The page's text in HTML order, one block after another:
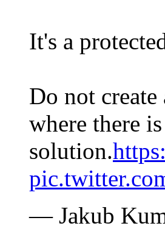
It's a
Do not
where there
solution.
— Jakub